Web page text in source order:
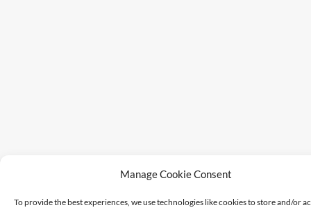
Manage Cookie Consent
To provide the best experiences, we use technologies like cookies to store and/or